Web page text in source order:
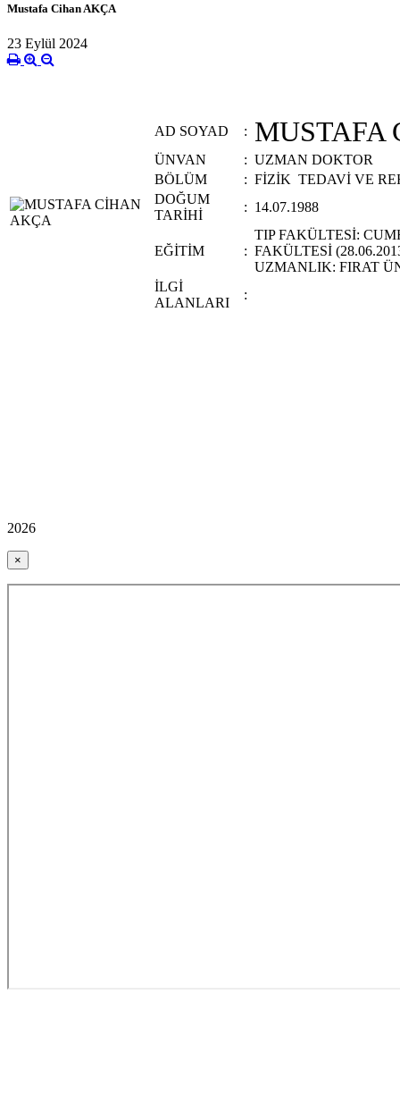
Mustafa Cihan AKÇA
23 Eylül 2024
AD SOYAD : MUSTAFA
ÜNVAN : UZMAN DOKTOR
BÖLÜM
: FİZİK TEDAVİ VE
DOĞUM
TARİHİ
: 14.07.1988
EĞİTİM :
TIP FAKÜLTESİ:
FAKÜLTESİ
UZMANLIK: FIRAT
İLGİ
ALANLARI
:
2026
×